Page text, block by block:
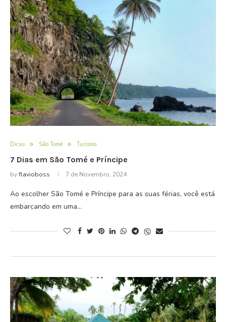
Dicas São Tomé Turismo
7 Dias em São Tomé e Príncipe
byflavioboss 7 de Novembro, 2024
Ao escolher São Tomé e Príncipe para as suas férias, você está
embarcando em uma…